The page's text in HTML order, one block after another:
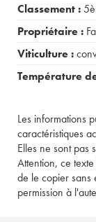
Classement :
Propriétaire :
Viticulture :
Température
Les informations
caractéristiques
Elles ne sont pas
Attention, ce
de le copier sans
permission à